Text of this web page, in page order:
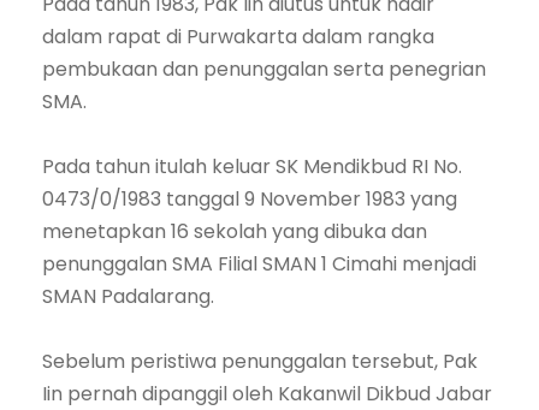
dalam rapat di Purwakarta dalam rangka
pembukaan dan penunggalan serta penegrian
SMA.
Pada tahun itulah keluar SK Mendikbud RI No.
0473/0/1983 tanggal 9 November 1983 yang
menetapkan 16 sekolah yang dibuka dan
penunggalan SMA Filial SMAN 1 Cimahi menjadi
SMAN Padalarang.
Sebelum peristiwa penunggalan tersebut, Pak
Iin pernah dipanggil oleh Kakanwil Dikbud Jabar